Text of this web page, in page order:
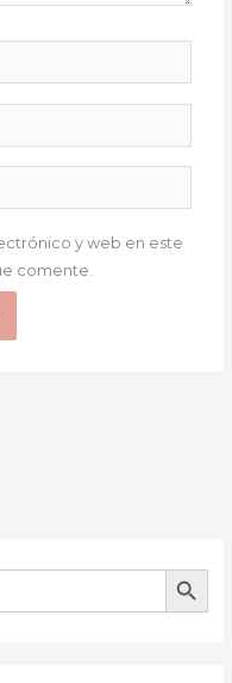
y web en este
comente.
BOTÓN DE